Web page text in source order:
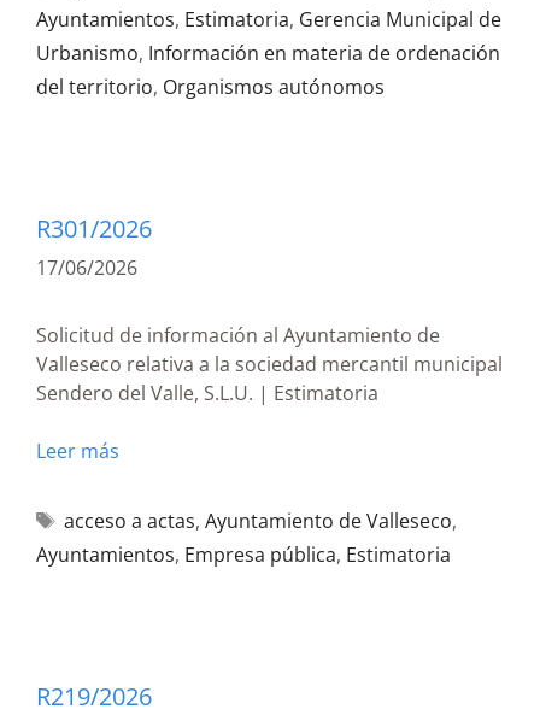
Ayuntamientos, Estimatoria, Gerencia Municipal de
Urbanismo, Información en materia de ordenación
del territorio, Organismos autónomos
R301/2026
17/06/2026
Solicitud de información al Ayuntamiento de
Valleseco relativa a la sociedad mercantil municipal
Sendero del Valle, S.L.U. | Estimatoria
Leer más
acceso a actas, Ayuntamiento de Valleseco,
Ayuntamientos, Empresa pública, Estimatoria
R219/2026